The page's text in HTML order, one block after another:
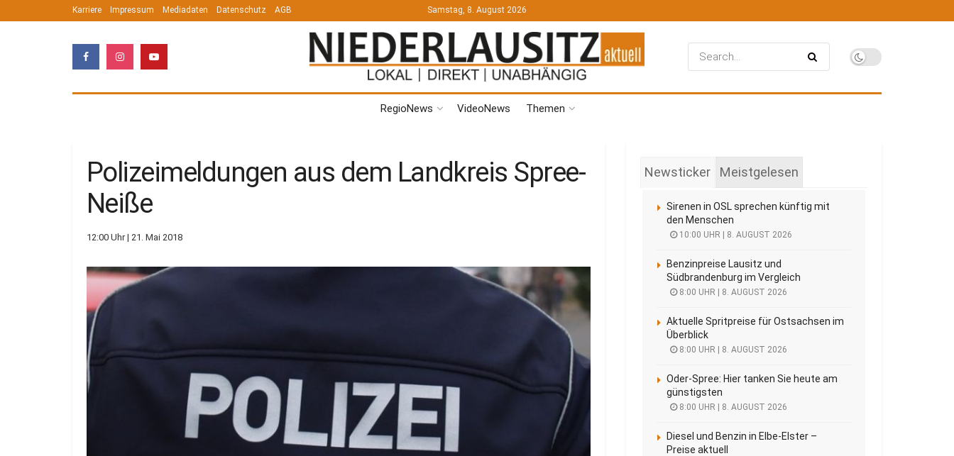
Karriere Impressum Mediadaten Datenschutz AGB Samstag, 8. August 2026
RegioNews VideoNews Themen
Polizeimeldungen aus dem Landkreis Spree-
Neiße
12:00 Uhr | 21. Mai 2018
Newsticker Meistgelesen
Sirenen in OSL sprechen künftig mit
den Menschen
10:00 UHR | 8. AUGUST 2026
Benzinpreise Lausitz und
Südbrandenburg im Vergleich
8:00 UHR | 8. AUGUST 2026
Aktuelle Spritpreise für Ostsachsen im
Überblick
8:00 UHR | 8. AUGUST 2026
Oder-Spree: Hier tanken Sie heute am
günstigsten
8:00 UHR | 8. AUGUST 2026
Diesel und Benzin in Elbe-Elster –
Preise aktuell